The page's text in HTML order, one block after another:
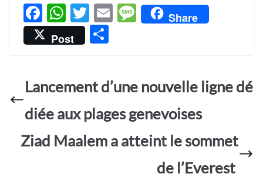
F
ac
e
o
o
k
W
h
at
A
p
p
T
w
itt
E
M
es
e
Share
Post
g
er
Lancement d’une nouvelle ligne dé
diée aux plages genevoises
Ziad Maalem a atteint le sommet
de l’Everest